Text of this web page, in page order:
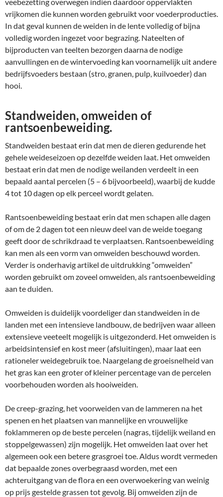
vrijkomen die kunnen worden gebruikt voor voederproducties.
In dat geval kunnen de weiden in de lente volledig of bijna
volledig worden ingezet voor begrazing. Nateelten of
bijproducten van teelten bezorgen daarna de nodige
aanvullingen en de wintervoeding kan voornamelijk uit andere
bedrijfsvoeders bestaan (stro, granen, pulp, kuilvoeder) dan
hooi.
Standweiden, omweiden of
rantsoenbeweiding.
Standweiden bestaat erin dat men de dieren gedurende het
gehele weideseizoen op dezelfde weiden laat. Het omweiden
bestaat erin dat men de nodige weilanden verdeelt in een
bepaald aantal percelen (5 – 6 bijvoorbeeld), waarbij de kudde
4 tot 10 dagen op elk perceel wordt gelaten.
Rantsoenbeweiding bestaat erin dat men schapen alle dagen
of om de 2 dagen tot een nieuw deel van de weide toegang
geeft door de schrikdraad te verplaatsen. Rantsoenbeweiding
kan men als een vorm van omweiden beschouwd worden.
Verder is onderhavig artikel de uitdrukking “omweiden”
worden gebruikt om zoveel omweiden, als rantsoenbeweiding
aan te duiden.
Omweiden is duidelijk voordeliger dan standweiden in de
landen met een intensieve landbouw, de bedrijven waar alleen
extensieve veeteelt mogelijk is uitgezonderd. Het omweiden is
arbeidsintensief en kost meer (afsluitingen), maar laat een
rationeler weidegebruik toe. Naargelang de groeisnelheid van
het gras kan een groter of kleiner percentage van de percelen
voorbehouden worden als hooiweiden.
De creep-grazing, het voorweiden van de lammeren na het
spenen en het plaatsen van mannelijke en vrouwelijke
foklammeren op de beste percelen (nagras, tijdelijk weiland en
stoppelgewassen) zijn mogelijk. Het omweiden laat over het
algemeen ook een betere grasgroei toe. Aldus wordt vermeden
dat bepaalde zones overbegraasd worden, met een
achteruitgang van de flora en een overwoekering van weinig
op prijs gestelde grassen tot gevolg. Bij omweiden zijn de